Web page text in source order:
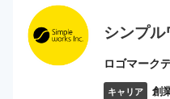
シンプ
ロゴマーク
キャリア 創